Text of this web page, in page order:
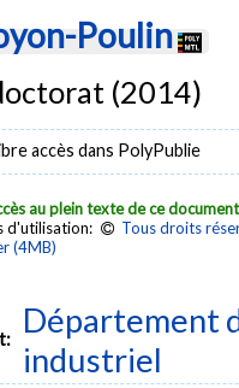
Poulin
(2014)
accès dans PolyPublie
au plein texte de ce document
d'utilisation:
Tous droits
(4MB)
Département
industriel